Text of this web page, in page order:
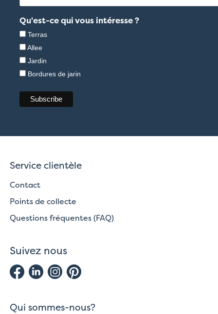
Qu'est-ce qui vous intéresse ?
Terras
Allee
Jardin
Bordures de jarin
Service clientèle
Contact
Points de collecte
Questions fréquentes (FAQ)
Suivez nous
Qui sommes-nous?